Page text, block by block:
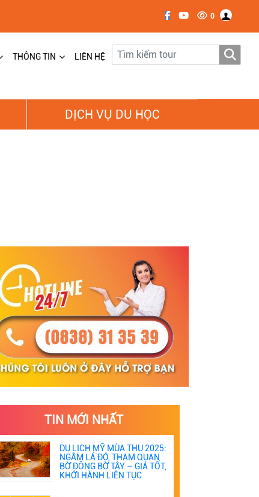
0
THÔNG TIN LIÊN HỆ
DỊCH VỤ DU HỌC
TIN MỚI NHẤT
DU LỊCH MỸ MÙA THU 2025:
NGẮM LÁ ĐỎ, THAM QUAN
BỜ ĐÔNG BỜ TÂY – GIÁ TỐT,
KHỞI HÀNH LIÊN TỤC